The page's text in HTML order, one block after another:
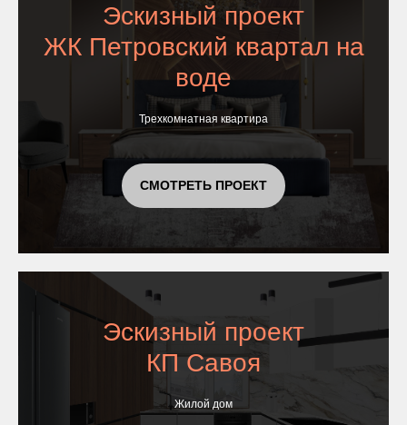
Эскизный проект
ЖК Петровский квартал на
воде
Трехкомнатная квартира
СМОТРЕТЬ ПРОЕКТ
Эскизный проект
КП Савоя
Жилой дом